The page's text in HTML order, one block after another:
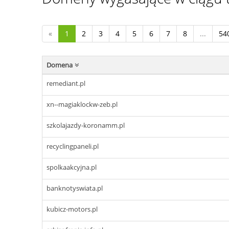
« 1 2 3 4 5 6 7 8 ...
Domena
remediant.pl
xn--magiaklockw-zeb.pl
szkolajazdy-koronamm.pl
recyclingpaneli.pl
spolkaakcyjna.pl
banknotyswiata.pl
kubicz-motors.pl